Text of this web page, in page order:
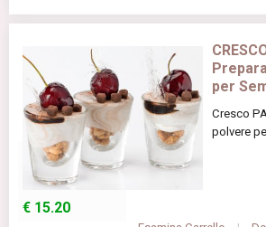
per
Cresco
polvere
€ 15.20